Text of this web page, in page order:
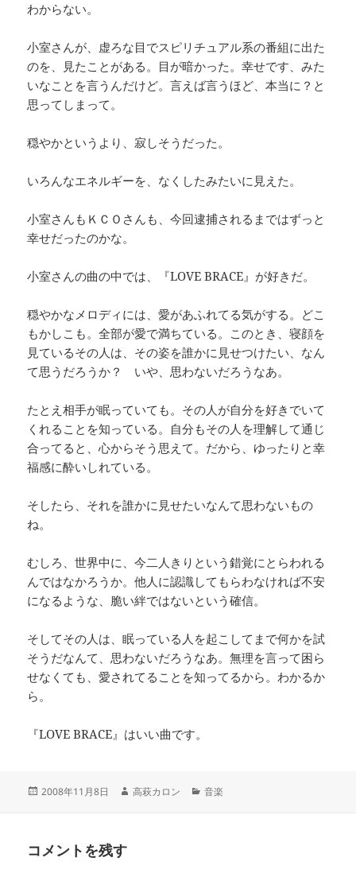
わからない。
小室さんが、虚ろな目でスピリチュアル系の番組に出た
のを、見たことがある。目が暗かった。幸せです、みた
いなことを言うんだけど。言えば言うほど、本当に？と
思ってしまって。
穏やかというより、寂しそうだった。
いろんなエネルギーを、なくしたみたいに見えた。
小室さんもＫＣＯさんも、今回逮捕されるまではずっと
幸せだったのかな。
小室さんの曲の中では、『LOVE BRACE』が好きだ。
穏やかなメロディには、愛があふれてる気がする。どこ
もかしこも。全部が愛で満ちている。このとき、寝顔を
見ているその人は、その姿を誰かに見せつけたい、なん
て思うだろうか？ いや、思わないだろうなあ。
たとえ相手が眠っていても。その人が自分を好きでいて
くれることを知っている。自分もその人を理解して通じ
合ってると、心からそう思えて。だから、ゆったりと幸
福感に酔いしれている。
そしたら、それを誰かに見せたいなんて思わないもの
ね。
むしろ、世界中に、今二人きりという錯覚にとらわれる
んではなかろうか。他人に認識してもらわなければ不安
になるような、脆い絆ではないという確信。
そしてその人は、眠っている人を起こしてまで何かを試
そうだなんて、思わないだろうなあ。無理を言って困ら
せなくても、愛されてることを知ってるから。わかるか
ら。
『LOVE BRACE』はいい曲です。
2008年11月8日 高萩カロン 音楽
コメントを残す